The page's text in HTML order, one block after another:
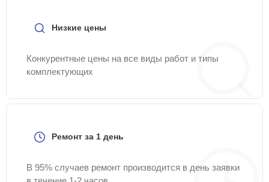
Низкие цены
Конкурентные цены на все виды работ и типы
комплектующих
Ремонт за 1 день
В 95% случаев ремонт производится в день заявки